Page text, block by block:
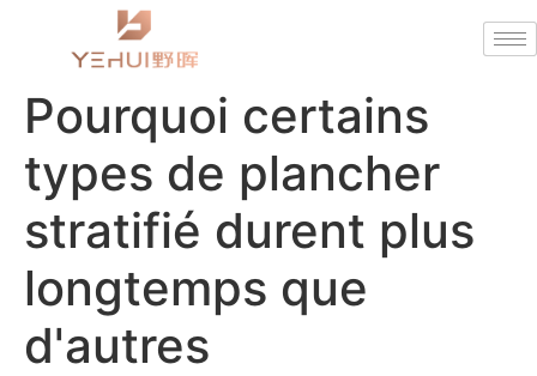
Pourquoi certains
types de plancher
stratifié durent plus
longtemps que
d'autres